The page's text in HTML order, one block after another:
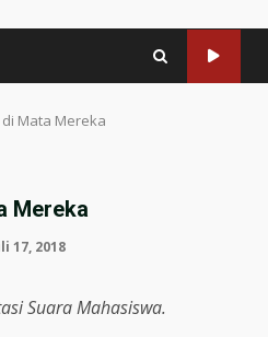
Mata Mereka
Mereka
17, 2018
Suara Mahasiswa.